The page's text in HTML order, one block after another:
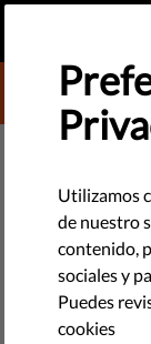
TECNOLOGÍA Y
una
PE
Utilizamos
de nuestro
contenido,
sociales y
Puedes
cookies